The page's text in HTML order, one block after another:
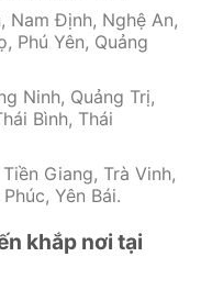
Nam Định, Nghệ An,
Phú Yên, Quảng
Ninh, Quảng Trị,
Bình, Thái
Giang, Trà Vinh,
Yên Bái.
khắp nơi tại